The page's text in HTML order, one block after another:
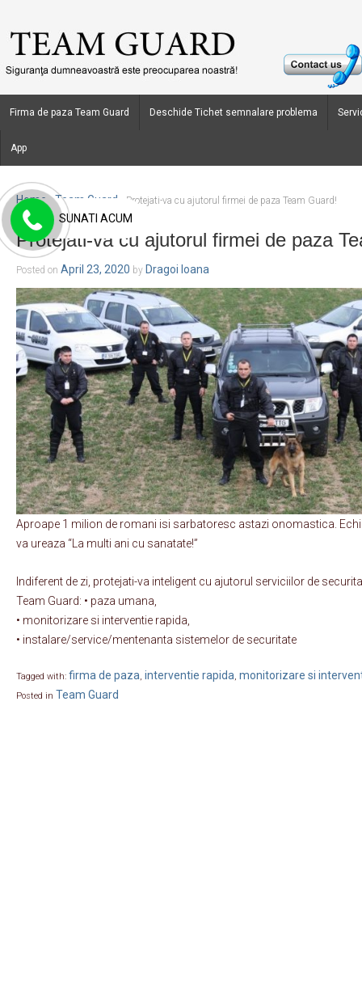
Firma de paza Team Guard Deschide Tichet semnalare problema
App
Home › Team Guard Protejati-va cu ajutorul firmei de paza Team Guard!
Protejati-va cu ajutorul firmei de paza
Posted on April 23, 2020 by Dragoi Ioana
Aproape 1 milion de romani isi sarbatoresc astazi onomastica.
va ureaza “La multi ani cu sanatate!”
Indiferent de zi, protejati-va inteligent cu ajutorul serviciilor de
Team Guard: • paza umana,
• monitorizare si interventie rapida,
• instalare/service/mentenanta sistemelor de securitate
Tagged with: firma de paza, interventie rapida, monitorizare si
Posted in Team Guard
SUNATI ACUM